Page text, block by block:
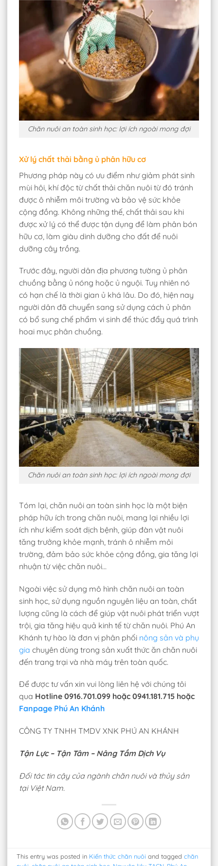
Chăn nuôi an toàn sinh học: lợi ích ngoài mong đợi
Xử lý chất thải bằng ủ phân hữu cơ
Phương pháp này có ưu điểm như giảm phát sinh
mùi hôi, khí độc từ chất thải chăn nuôi từ đó tránh
được ô nhiễm môi trường và bảo vệ sức khỏe
cộng đồng. Không những thế, chất thải sau khi
được xử lý có thể được tận dụng để làm phân bón
hữu cơ, làm giàu dinh dưỡng cho đất để nuôi
dưỡng cây trồng.
Trước đây, người dân địa phương tường ủ phân
chuồng bằng ủ nóng hoặc ủ nguội. Tuy nhiên nó
có hạn chế là thời gian ủ khá lâu. Do đó, hiện nay
người dân đã chuyển sang sử dụng cách ủ phân
có bổ sung chế phẩm vi sinh để thúc đẩy quá trình
hoai mục phân chuồng.
Chăn nuôi an toàn sinh học: lợi ích ngoài mong đợi
Tóm lại, chăn nuôi an toàn sinh học là một biện
pháp hữu ích trong chăn nuôi, mang lại nhiều lợi
ích như kiểm soát dịch bệnh, giúp đàn vật nuôi
tăng trưởng khỏe mạnh, tránh ô nhiễm môi
trường, đảm bảo sức khỏe cộng đồng, gia tăng lợi
nhuận từ việc chăn nuôi…
Ngoài việc sử dụng mô hình chăn nuôi an toàn
sinh học, sử dụng nguồn nguyên liệu an toàn, chất
lượng cũng là cách để giúp vật nuôi phát triển vượt
trội, gia tăng hiệu quả kinh tế từ chăn nuôi. Phú An
Khánh tự hào là đơn vị phân phối nông sản và phụ
gia chuyên dùng trong sản xuất thức ăn chăn nuôi
đến trang trại và nhà máy trên toàn quốc.
Để được tư vấn xin vui lòng liên hệ với chúng tôi
qua Hotline 0916.701.099 hoặc 0941.181.715 hoặc
Fanpage Phú An Khánh
CÔNG TY TNHH TMDV XNK PHÚ AN KHÁNH
Tận Lực – Tận Tâm – Nâng Tầm Dịch Vụ
Đối tác tin cậy của ngành chăn nuôi và thủy sản
tại Việt Nam.
This entry was posted in Kiến thức chăn nuôi and taggedchăn